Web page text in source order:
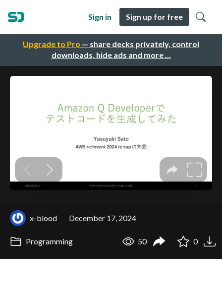
Upgrade to Pro — share decks privately, control
downloads, hide ads and more …
Sign in Sign up for free
x-blood December 17, 2024
Programming 50 0